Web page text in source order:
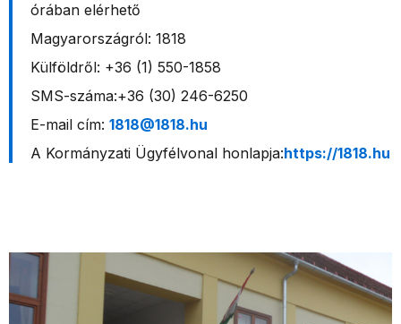
órában elérhető
Magyarországról: 1818
Külföldről: +36 (1) 550-1858
SMS-száma:+36 (30) 246-6250
E-mail cím: 1818@1818.hu
A Kormányzati Ügyfélvonal honlapja:https://1818.hu